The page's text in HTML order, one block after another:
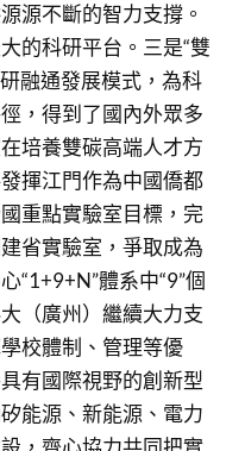
源不斷的智力支撐。
的科研平台。三是“雙
融通發展模式，為科
，得到了國內外眾多
培養雙碳高端人才方
揮江門作為中國僑都
重點實驗室目標，完
省實驗室，爭取成為
“1+9+N”體系中“9”個
（廣州）繼續大力支
校體制、管理等優
有國際視野的創新型
能源、新能源、電力